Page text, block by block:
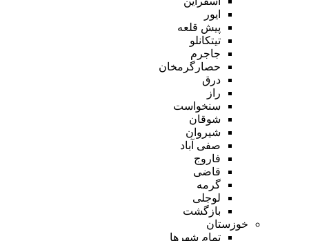
ایور
پیش قلعه
تیتکانلو
جاجرم
حصارگرمخان
درق
راز
سنخواست
شوقان
شیروان
صفی آباد
فاروج
قاضی
گرمه
لوجلی
بازگشت
خوزستان
تمام شهر‌ها